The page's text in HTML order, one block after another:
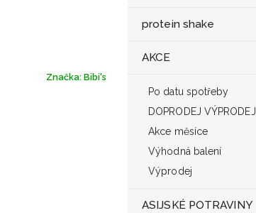
protein shake
AKCE
Po datu spotřeby
DOPRODEJ VÝPRODEJ
Akce měsíce
Výhodná balení
Výprodej
ASIJSKÉ POTRAVINY
Značka: Bibi's